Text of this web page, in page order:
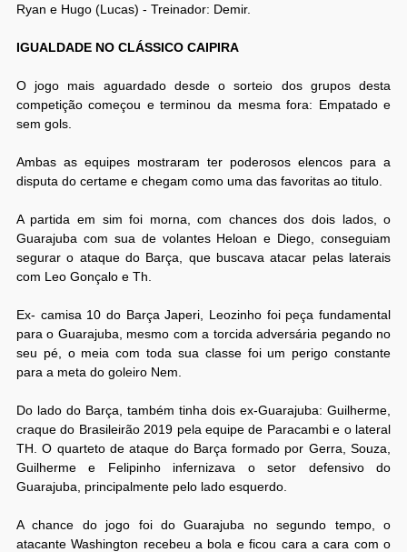
Ryan e Hugo (Lucas) - Treinador: Demir.
IGUALDADE NO CLÁSSICO CAIPIRA
O jogo mais aguardado desde o sorteio dos grupos desta
competição começou e terminou da mesma fora: Empatado e
sem gols.
Ambas as equipes mostraram ter poderosos elencos para a
disputa do certame e chegam como uma das favoritas ao titulo.
A partida em sim foi morna, com chances dos dois lados, o
Guarajuba com sua de volantes Heloan e Diego, conseguiam
segurar o ataque do Barça, que buscava atacar pelas laterais
com Leo Gonçalo e Th.
Ex- camisa 10 do Barça Japeri, Leozinho foi peça fundamental
para o Guarajuba, mesmo com a torcida adversária pegando no
seu pé, o meia com toda sua classe foi um perigo constante
para a meta do goleiro Nem.
Do lado do Barça, também tinha dois ex-Guarajuba: Guilherme,
craque do Brasileirão 2019 pela equipe de Paracambi e o lateral
TH. O quarteto de ataque do Barça formado por Gerra, Souza,
Guilherme e Felipinho infernizava o setor defensivo do
Guarajuba, principalmente pelo lado esquerdo.
A chance do jogo foi do Guarajuba no segundo tempo, o
atacante Washington recebeu a bola e ficou cara a cara com o